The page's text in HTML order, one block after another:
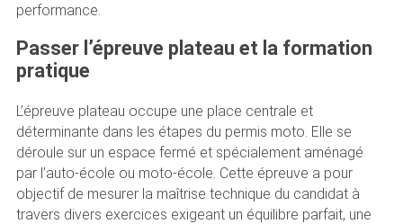
performance.
Passer l’épreuve plateau et la formation
pratique
L’épreuve plateau occupe une place centrale et
déterminante dans les étapes du permis moto. Elle se
déroule sur un espace fermé et spécialement aménagé
par l’auto-école ou moto-école. Cette épreuve a pour
objectif de mesurer la maîtrise technique du candidat à
travers divers exercices exigeant un équilibre parfait, une